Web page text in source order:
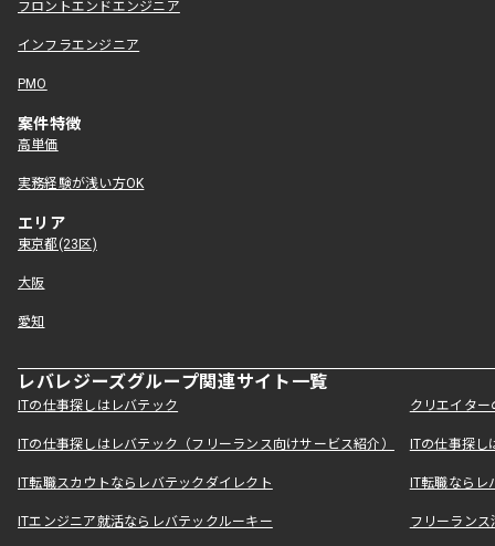
フロントエンドエンジニア
インフラエンジニア
PMO
案件特徴
高単価
実務経験が浅い方OK
エリア
東京都(23区)
大阪
愛知
レバレジーズグループ関連サイト一覧
ITの仕事探しはレバテック クリエイタ
ITの仕事探しはレバテック（フリーランス向けサービス紹介） ITの仕事探
IT転職スカウトならレバテックダイレクト IT転職なら
ITエンジニア就活ならレバテックルーキー フリーラン